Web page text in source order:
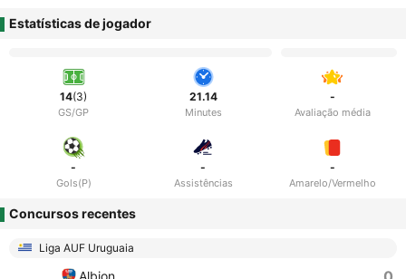
Estatísticas de jogador
14(3)
GS/GP
21.14
Minutes
-
Avaliação média
-
Gols(P)
-
Assistências
-
Amarelo/Vermelho
Concursos recentes
Liga AUF Uruguaia
Albion